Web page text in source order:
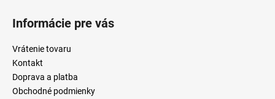
Informácie pre vás
Vrátenie tovaru
Kontakt
Doprava a platba
Obchodné podmienky